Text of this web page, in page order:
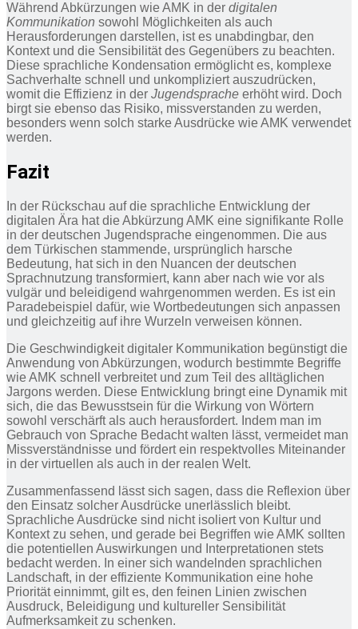
Während Abkürzungen wie AMK in der digitalen
Kommunikation sowohl Möglichkeiten als auch
Herausforderungen darstellen, ist es unabdingbar, den
Kontext und die Sensibilität des Gegenübers zu beachten.
Diese sprachliche Kondensation ermöglicht es, komplexe
Sachverhalte schnell und unkompliziert auszudrücken,
womit die Effizienz in der Jugendsprache erhöht wird. Doch
birgt sie ebenso das Risiko, missverstanden zu werden,
besonders wenn solch starke Ausdrücke wie AMK verwendet
werden.
Fazit
In der Rückschau auf die sprachliche Entwicklung der
digitalen Ära hat die Abkürzung AMK eine signifikante Rolle
in der deutschen Jugendsprache eingenommen. Die aus
dem Türkischen stammende, ursprünglich harsche
Bedeutung, hat sich in den Nuancen der deutschen
Sprachnutzung transformiert, kann aber nach wie vor als
vulgär und beleidigend wahrgenommen werden. Es ist ein
Paradebeispiel dafür, wie Wortbedeutungen sich anpassen
und gleichzeitig auf ihre Wurzeln verweisen können.
Die Geschwindigkeit digitaler Kommunikation begünstigt die
Anwendung von Abkürzungen, wodurch bestimmte Begriffe
wie AMK schnell verbreitet und zum Teil des alltäglichen
Jargons werden. Diese Entwicklung bringt eine Dynamik mit
sich, die das Bewusstsein für die Wirkung von Wörtern
sowohl verschärft als auch herausfordert. Indem man im
Gebrauch von Sprache Bedacht walten lässt, vermeidet man
Missverständnisse und fördert ein respektvolles Miteinander
in der virtuellen als auch in der realen Welt.
Zusammenfassend lässt sich sagen, dass die Reflexion über
den Einsatz solcher Ausdrücke unerlässlich bleibt.
Sprachliche Ausdrücke sind nicht isoliert von Kultur und
Kontext zu sehen, und gerade bei Begriffen wie AMK sollten
die potentiellen Auswirkungen und Interpretationen stets
bedacht werden. In einer sich wandelnden sprachlichen
Landschaft, in der effiziente Kommunikation eine hohe
Priorität einnimmt, gilt es, den feinen Linien zwischen
Ausdruck, Beleidigung und kultureller Sensibilität
Aufmerksamkeit zu schenken.